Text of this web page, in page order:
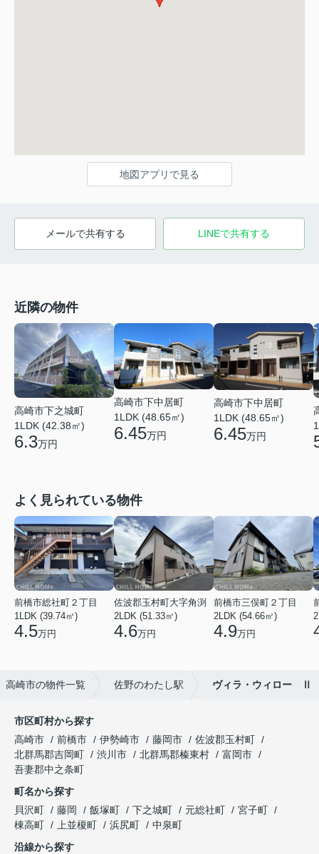
地図アプリで見る
メールで共有する LINEで共有する
近隣の物件
高崎市下之城町
1LDK (42.38㎡)
6.3万円
高崎市下中居町
1LDK (48.65㎡)
6.45万円
高崎市下中居町
1LDK (48.65㎡)
6.45万円
よく見られている物件
前橋市総社町２丁目
1LDK (39.74㎡)
4.5万円
佐波郡玉村町大字角渕
2LDK (51.33㎡)
4.6万円
前橋市三俣町２丁目
2LDK (54.66㎡)
4.9万円
高崎市の物件一覧 佐野のわたし駅 ヴィラ・ウィロー Ⅱ
市区町村から探す
高崎市
前橋市 伊勢崎市 藤岡市
佐波郡玉村町
北群馬郡吉岡町
渋川市 北群馬郡榛東村
富岡市
吾妻郡中之条町
町名から探す
貝沢町
藤岡 飯塚町 下之城町 元総社町
宮子町
棟高町
上並榎町 浜尻町
中泉町
沿線から探す